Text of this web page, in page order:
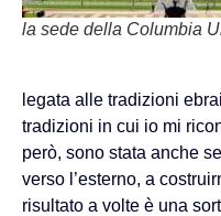
la sede della Columbia
legata alle tradizioni
tradizioni in cui io mi
però, sono stata anche
verso l’esterno, a
risultato a volte è una